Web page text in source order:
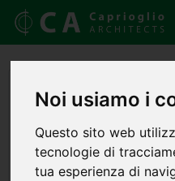
Noi usiamo i
Questo sito web
tecnologie di
tua esperienza di